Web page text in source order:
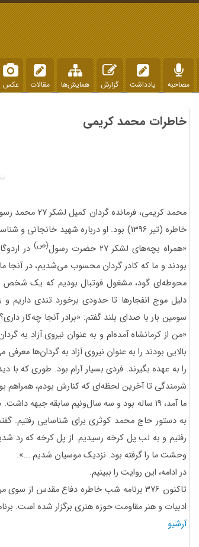
مصاحبه یادداشت گزارش همایش‌ها مقالات عکس
خاطرات محمد کریمی
محمد کریمی، فرمانده گردان کمیل لشکر 27 محمد رسول‌الله
خاطره (تیر 1396) بود. او درباره شهید
«همراه بچه‌های لشکر 27 حضرت رسول
(ص) در
بودند و ما که کادر گردان محسوب می‌شدیم، در آنجا
محوطه‌ای گود، مشغول فوتبال بودیم که یک شخص
دلیل موج‌ انفجار‌ها تا حدودی برخورد تندی
سومین بار با صدای بلند گفتم: «برادر آنجا چه‌کار
«من از کرمانشاه آمده‌ام و به عنوان نیروی آزاد به
بالایی بودند را به عنوان نیروی آزاد به گردان‌ها
را به عهده بگیرند. فردی بسیار آرام بود. طوری که
به دستور حاج محمد کوثری برای شناسایی رفتیم.
رفتیم و به لب پل کرخه رسیدیم. از پل کرخه که رد
وحشت ما را گرفته بود. نزدیک موسیان شدیم ...».
در ادامه، این روایت را ببینیم.
تاکنون 376 برنامه شب خاطره دفاع مقدس از
ادبیات و هنر مقاومت حوزه هنری برگزار شده است. برنامه آینده پنج‌شنبه 7
آرشیو